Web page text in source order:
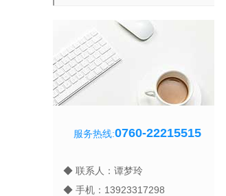
服务热线:0760-22215515
◆ 联系人：谭梦玲
◆ 手机：13923317298